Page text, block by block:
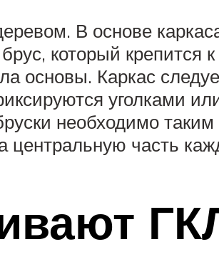
В основе
который
основы. Каркас
уголками
необходимо
часть